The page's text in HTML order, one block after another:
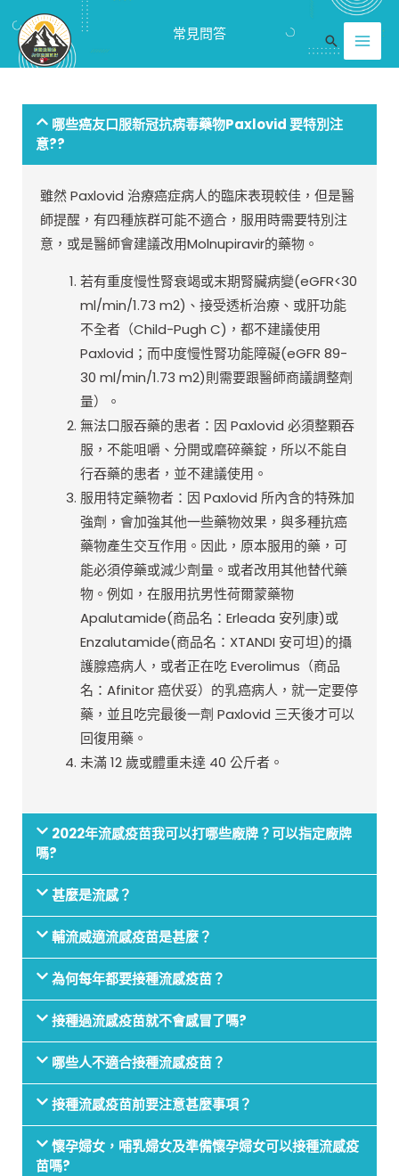
搜
尋
常見問答
哪些癌友口服新冠抗病毒藥物Paxlovid 要特別注
意??
雖然 Paxlovid 治療癌症病人的臨床表現較佳，但是醫
師提醒，有四種族群可能不適合，服用時需要特別注
意，或是醫師會建議改用Molnupiravir的藥物。
若有重度慢性腎衰竭或末期腎臟病變(eGFR<30
ml/min/1.73 m2)、接受透析治療、或肝功能
不全者（Child-Pugh C)，都不建議使用
Paxlovid；而中度慢性腎功能障礙(eGFR 89-
30 ml/min/1.73 m2)則需要跟醫師商議調整劑
量）。
無法口服吞藥的患者：因 Paxlovid 必須整顆吞
服，不能咀嚼、分開或磨碎藥錠，所以不能自
行吞藥的患者，並不建議使用。
服用特定藥物者：因 Paxlovid 所內含的特殊加
強劑，會加強其他一些藥物效果，與多種抗癌
藥物產生交互作用。因此，原本服用的藥，可
能必須停藥或減少劑量。或者改用其他替代藥
物。例如，在服用抗男性荷爾蒙藥物
Apalutamide(商品名：Erleada 安列康)或
Enzalutamide(商品名：XTANDI 安可坦)的攝
護腺癌病人，或者正在吃 Everolimus（商品
名：Afinitor 癌伏妥）的乳癌病人，就一定要停
藥，並且吃完最後一劑 Paxlovid 三天後才可以
回復用藥。
未滿 12 歲或體重未達 40 公斤者。
2022年流感疫苗我可以打哪些廠牌？可以指定廠牌
嗎?
甚麼是流感？
輔流威適流感疫苗是甚麼？
為何每年都要接種流感疫苗？
接種過流感疫苗就不會感冒了嗎?
哪些人不適合接種流感疫苗？
接種流感疫苗前要注意甚麼事項？
懷孕婦女，哺乳婦女及準備懷孕婦女可以接種流感疫
苗嗎?